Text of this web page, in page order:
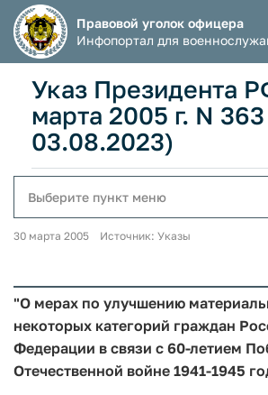
Правовой уголок офицера
Инфопортал для
Указ Президента
марта 2005 г. N
03.08.2023)
Выберите пункт меню
30 марта 2005 Источник: Указы
"О мерах по улучшению
некоторых категорий граждан
Федерации в связи с 60-летием
Отечественной войне 1941-1945